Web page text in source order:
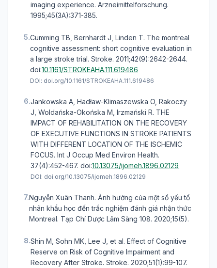
imaging experience. Arzneimittelforschung.
1995;45(3A):371-385.
5.Cumming TB, Bernhardt J, Linden T. The montreal
cognitive assessment: short cognitive evaluation in
a large stroke trial. Stroke. 2011;42(9):2642-2644.
doi:10.1161/STROKEAHA.111.619486
DOI: doi.org/10.1161/STROKEAHA.111.619486
6.Jankowska A, Hadław-Klimaszewska O, Rakoczy
J, Woldańska-Okońska M, Irzmański R. THE
IMPACT OF REHABILITATION ON THE RECOVERY
OF EXECUTIVE FUNCTIONS IN STROKE PATIENTS
WITH DIFFERENT LOCATION OF THE ISCHEMIC
FOCUS. Int J Occup Med Environ Health.
37(4):452-467. doi:10.13075/ijomeh.1896.02129
DOI: doi.org/10.13075/ijomeh.1896.02129
7.Nguyễn Xuân Thanh. Ảnh hưởng của một số yếu tố
nhân khẩu học đến trắc nghiệm đánh giá nhận thức
Montreal. Tạp Chí Dược Lâm Sàng 108. 2020;15(5).
8.Shin M, Sohn MK, Lee J, et al. Effect of Cognitive
Reserve on Risk of Cognitive Impairment and
Recovery After Stroke. Stroke. 2020;51(1):99-107.